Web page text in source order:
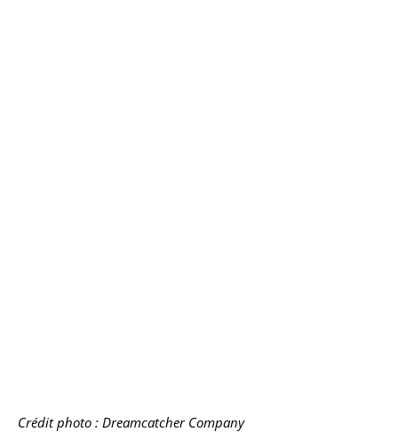
Crédit photo : Dreamcatcher Company